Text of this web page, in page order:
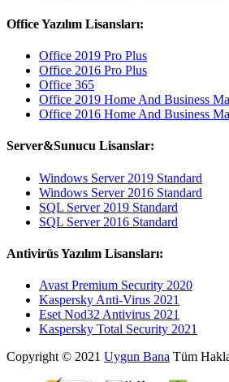
Office Yazılım Lisansları:
Office 2019 Pro Plus
Office 2016 Pro Plus
Office 365
Office 2019 Home And Business
Office 2016 Home And Business
Server&Sunucu Lisanslar:
Windows Server 2019 Standard
Windows Server 2016 Standard
SQL Server 2019 Standard
SQL Server 2016 Standard
Antivirüs Yazılım Lisansları:
Avast Premium Security 2020
Kaspersky Anti-Virus 2021
Eset Nod32 Antivirus 2021
Kaspersky Total Security 2021
Copyright © 2021 Uygun Bana Tüm